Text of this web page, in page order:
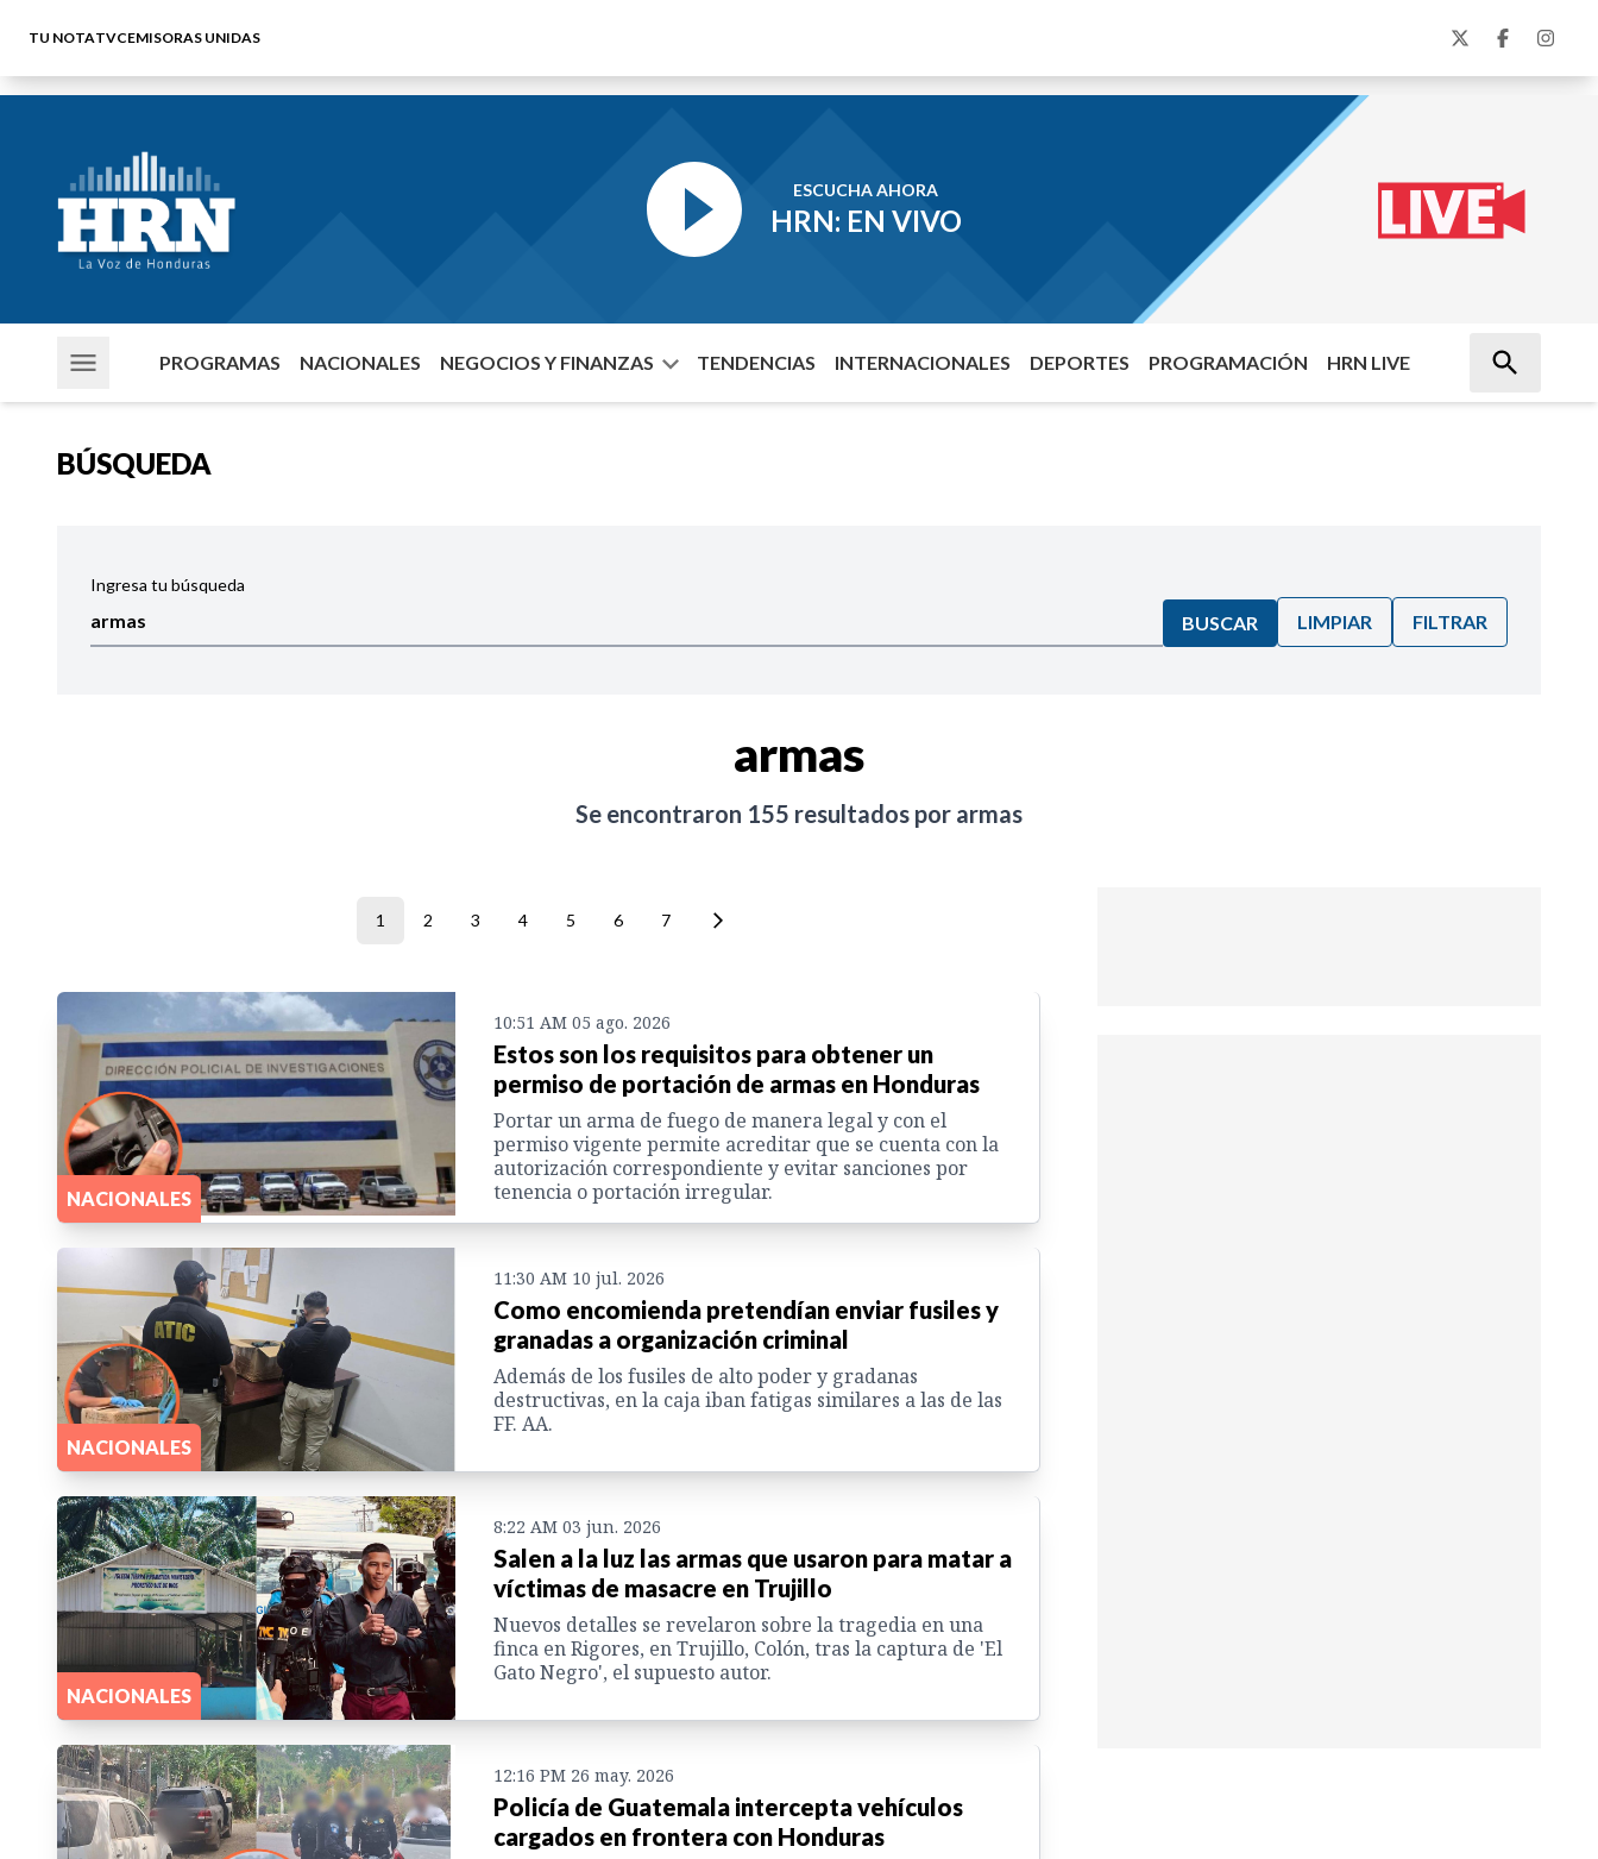
TU NOTATVCEMISORAS UNIDAS
ESCUCHA AHORA
HRN: EN VIVO
PROGRAMAS NACIONALES NEGOCIOS Y FINANZAS TENDENCIAS INTERNACIONALES DEPORTES PROGRAMACIÓN HRN LIVE
BÚSQUEDA
Ingresa tu búsqueda
BUSCAR LIMPIAR FILTRAR
armas
Se encontraron 155 resultados por armas
1 2 3 4 5 6 7
NACIONALES
10:51 AM 05 ago. 2026
Estos son los requisitos para obtener un
permiso de portación de armas en Honduras
Portar un arma de fuego de manera legal y con el
permiso vigente permite acreditar que se cuenta con la
autorización correspondiente y evitar sanciones por
tenencia o portación irregular.
NACIONALES
11:30 AM 10 jul. 2026
Como encomienda pretendían enviar fusiles y
granadas a organización criminal
Además de los fusiles de alto poder y gradanas
destructivas, en la caja iban fatigas similares a las de las
FF. AA.
NACIONALES
8:22 AM 03 jun. 2026
Salen a la luz las armas que usaron para matar a
víctimas de masacre en Trujillo
Nuevos detalles se revelaron sobre la tragedia en una
finca en Rigores, en Trujillo, Colón, tras la captura de 'El
Gato Negro', el supuesto autor.
12:16 PM 26 may. 2026
Policía de Guatemala intercepta vehículos
cargados en frontera con Honduras